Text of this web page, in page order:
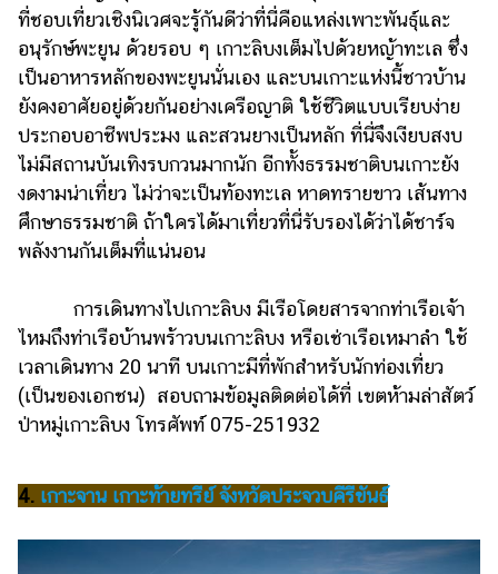
ที่ชอบเที่ยวเชิงนิเวศจะรู้กันดีว่าที่นี่คือแหล่งเพาะพันธุ์และ
อนุรักษ์พะยูน ด้วยรอบ ๆ เกาะลิบงเต็มไปด้วยหญ้าทะเล ซึ่ง
เป็นอาหารหลักของพะยูนนั่นเอง และบนเกาะแห่งนี้ชาวบ้าน
ยังคงอาศัยอยู่ด้วยกันอย่างเครือญาติ ใช้ชีวิตแบบเรียบง่าย
ประกอบอาชีพประมง และสวนยางเป็นหลัก ที่นี่จึงเงียบสงบ
ไม่มีสถานบันเทิงรบกวนมากนัก อีกทั้งธรรมชาติบนเกาะยัง
งดงามน่าเที่ยว ไม่ว่าจะเป็นท้องทะเล หาดทรายขาว เส้นทาง
ศึกษาธรรมชาติ ถ้าใครได้มาเที่ยวที่นี่รับรองได้ว่าได้ชาร์จ
พลังงานกันเต็มที่แน่นอน
การเดินทางไปเกาะลิบง มีเรือโดยสารจากท่าเรือเจ้า
ไหมถึงท่าเรือบ้านพร้าวบนเกาะลิบง หรือเช่าเรือเหมาลำ ใช้
เวลาเดินทาง 20 นาที บนเกาะมีที่พักสำหรับนักท่องเที่ยว
(เป็นของเอกชน) สอบถามข้อมูลติดต่อได้ที่ เขตห้ามล่าสัตว์
ป่าหมู่เกาะลิบง โทรศัพท์ 075-251932
4. เกาะจาน เกาะท้ายทรีย์ จังหวัดประจวบคีรีขันธ์